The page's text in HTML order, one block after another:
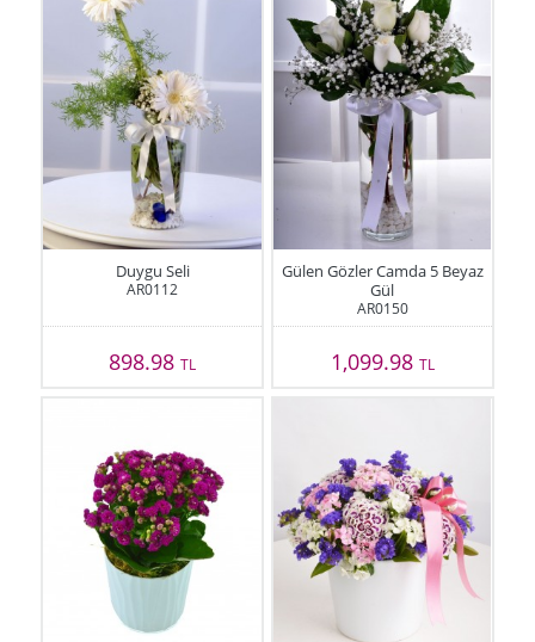
Duygu Seli
AR0112
898.98TL
Gülen Gözler Camda 5 Beyaz
Gül
AR0150
1,099.98 TL